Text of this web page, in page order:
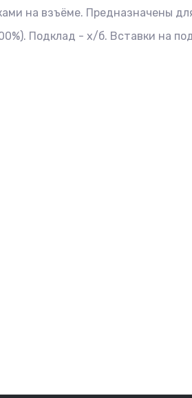
на взъёме. Предназначены
Подклад - х/б. Вставки на